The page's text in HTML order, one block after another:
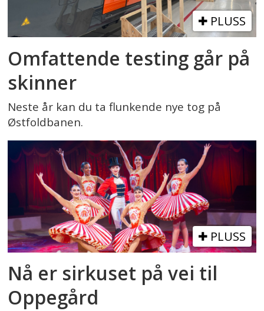
PLUSS
Omfattende testing går på
skinner
Neste år kan du ta flunkende nye tog på
Østfoldbanen.
PLUSS
Nå er sirkuset på vei til
Oppegård